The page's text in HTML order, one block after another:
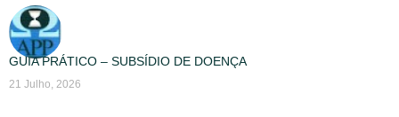
GUIA PRÁTICO – SUBSÍDIO DE DOENÇA
21 Julho, 2026